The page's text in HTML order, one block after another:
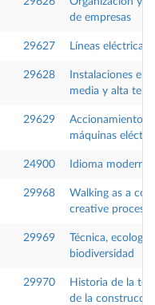
de empresas
29627 Líneas eléctricas
29628
Instalaciones
media y alta
29629
Accionamientos
máquinas
24900 Idioma moderno
29968
Walking as a
creative process
29969
Técnica, ecología
biodiversidad
29970
Historia de la
de la